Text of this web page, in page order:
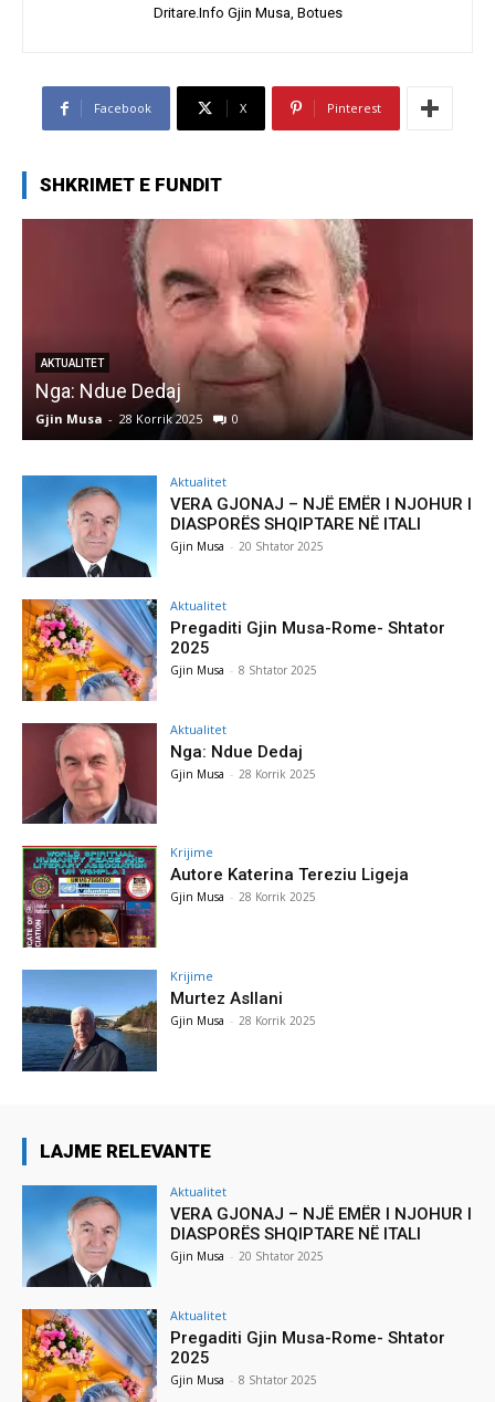
Dritare.Info Gjin Musa, Botues
Facebook X Pinterest
SHKRIMET E FUNDIT
AKTUALITET
Nga: Ndue Dedaj
Gjin Musa - 28 Korrik 2025 0
Aktualitet
VERA GJONAJ – NJË EMËR I NJOHUR I
DIASPORËS SHQIPTARE NË ITALI
Gjin Musa - 20 Shtator 2025
Aktualitet
Pregaditi Gjin Musa-Rome- Shtator
2025
Gjin Musa - 8 Shtator 2025
Aktualitet
Nga: Ndue Dedaj
Gjin Musa - 28 Korrik 2025
Krijime
Autore Katerina Tereziu Ligeja
Gjin Musa - 28 Korrik 2025
Krijime
Murtez Asllani
Gjin Musa - 28 Korrik 2025
LAJME RELEVANTE
Aktualitet
VERA GJONAJ – NJË EMËR I NJOHUR I
DIASPORËS SHQIPTARE NË ITALI
Gjin Musa - 20 Shtator 2025
Aktualitet
Pregaditi Gjin Musa-Rome- Shtator
2025
Gjin Musa - 8 Shtator 2025